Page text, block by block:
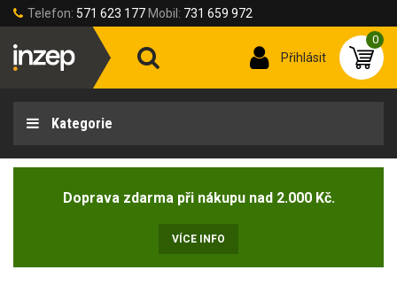
Telefon: 571 623 177 Mobil: 731 659 972
Přihlásit
0
Kategorie
Doprava zdarma při nákupu nad 2.000 Kč.
VÍCE INFO